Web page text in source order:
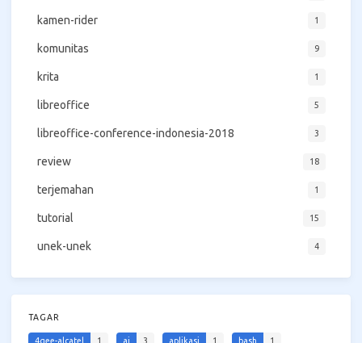
kamen-rider 1
komunitas 9
krita 1
libreoffice 5
libreoffice-conference-indonesia-2018 3
review 18
terjemahan 1
tutorial 15
unek-unek 4
TAGAR
4gee-alcatel 1 ai 3 aplikasi 1 bash 1